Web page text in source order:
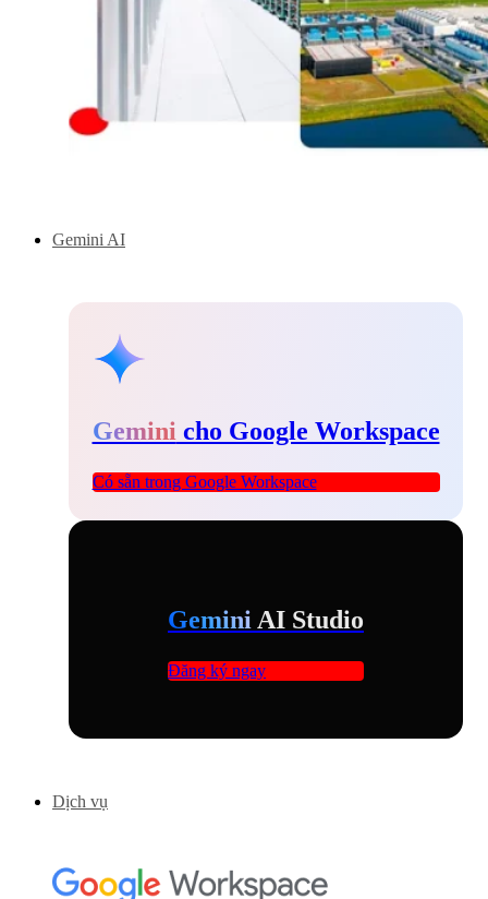
Gemini AI
Gemini cho Google Workspace
Có sẵn trong Google Workspace
Gemini AI Studio
Đăng ký ngay
Dịch vụ